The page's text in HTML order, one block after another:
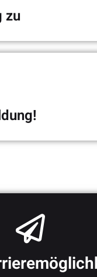
zu
direkt auf den Button
Dich anschließend zu